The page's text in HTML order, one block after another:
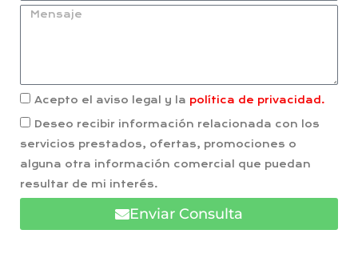
Acepto el aviso legal y la política de privacidad.
Deseo recibir información relacionada con los
servicios prestados, ofertas, promociones o
alguna otra información comercial que puedan
resultar de mi interés.
Enviar Consulta